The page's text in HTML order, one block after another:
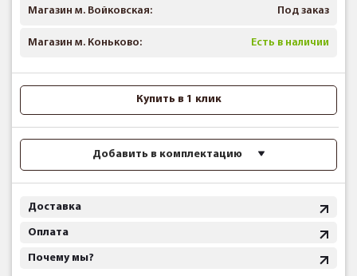
Магазин м. Войковская: Под заказ
Магазин м. Коньково: Есть в наличии
Купить в 1 клик
Добавить в комплектацию
Доставка
Оплата
Почему мы?